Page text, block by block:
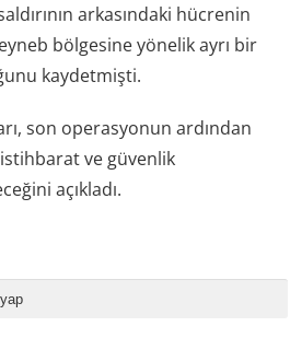
arkasındaki hücrenin
bölgesine yönelik ayrı bir
kaydetmişti.
son operasyonun ardından
ve güvenlik
açıkladı.